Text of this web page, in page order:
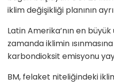
iklim değişikliği planının
Latin Amerika’nın en
zamanda iklimin
karbondioksit emisyonu
BM, felaket niteliğindeki